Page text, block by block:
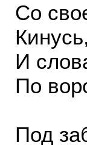
Со
И
По
Под